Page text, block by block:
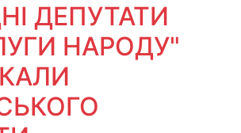
ДЕПУТАТИ
НАРОДУ"